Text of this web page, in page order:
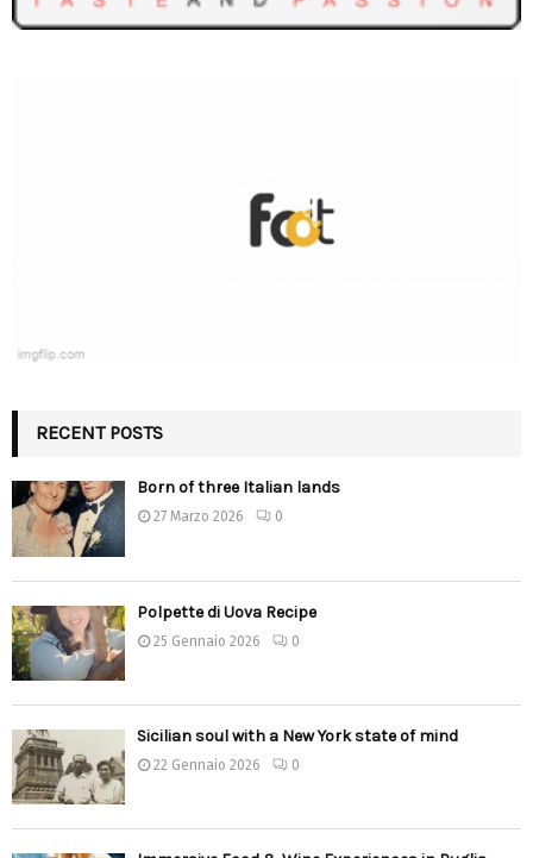
RECENT POSTS
Born of three Italian lands
27 Marzo 2026 0
Polpette di Uova Recipe
25 Gennaio 2026 0
Sicilian soul with a New York state of mind
22 Gennaio 2026 0